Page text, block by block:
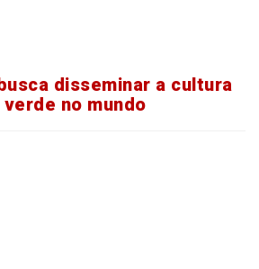
disseminar a cultura
no mundo